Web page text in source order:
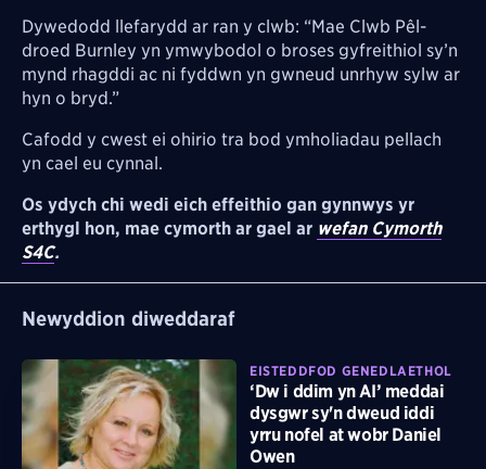
Dywedodd llefarydd ar ran y clwb: “Mae Clwb Pêl-
droed Burnley yn ymwybodol o broses gyfreithiol sy’n
mynd rhagddi ac ni fyddwn yn gwneud unrhyw sylw ar
hyn o bryd.”
Cafodd y cwest ei ohirio tra bod ymholiadau pellach
yn cael eu cynnal.
Os ydych chi wedi eich effeithio gan gynnwys yr
erthygl hon, mae cymorth ar gael ar wefan Cymorth
S4C.
Newyddion diweddaraf
EISTEDDFOD GENEDLAETHOL
‘Dw i ddim yn AI’ meddai
dysgwr sy'n dweud iddi
yrru nofel at wobr Daniel
Owen